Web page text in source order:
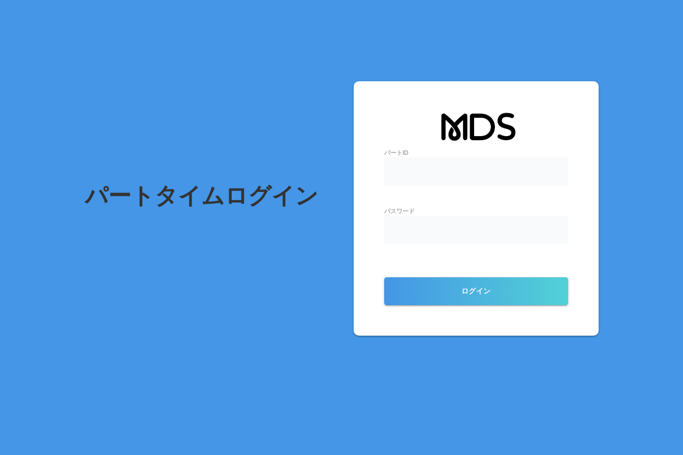
パートタイムログイン
パートID
パスワード